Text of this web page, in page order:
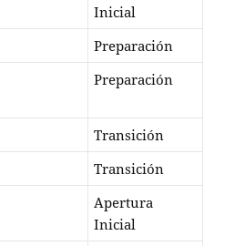
Inicial
Preparación
Preparación
Transición
Transición
Apertura
Inicial